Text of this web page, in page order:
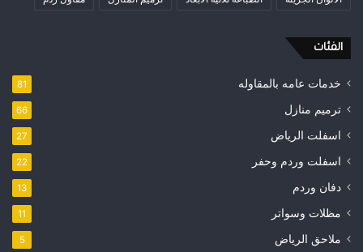
الفئات
خدمات عامه بالمقاوله 81
ترميم منازل 66
اسفلت الرياض 27
اسفلت وردم وحفر 22
دفان وردم 13
مظلات وسواتر 11
ملاحق الرياض 5